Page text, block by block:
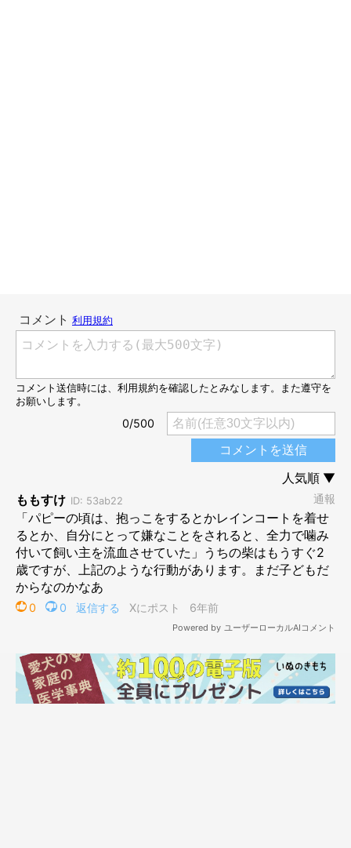
させていたマロたんなので、あの頃は「もうちょっと我慢してく
れないかな」と思っていたのに、今では「何にも我慢しなくてい
かゆいの我慢できますか